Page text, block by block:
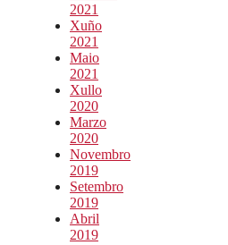
2021
Xuño
2021
Maio
2021
Xullo
2020
Marzo
2020
Novembro
2019
Setembro
2019
Abril
2019